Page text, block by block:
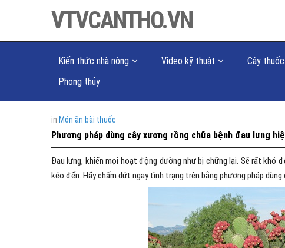
VTVCANTHO.VN
Kiến thức nhà nông Video kỹ thuật Cây
Phong thủy
in Món ăn bài thuốc
Phương pháp dùng cây xương rồng chữa bệnh đau lưng
Đau lưng, khiến mọi hoạt động dường như bị chững lại. Sẽ rất khó
kéo đến. Hãy chấm dứt ngay tình trạng trên bằng phương pháp